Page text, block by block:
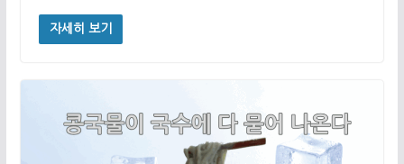
자세히 보기